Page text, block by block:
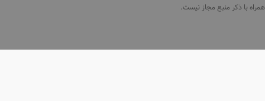
همراه با ذکر منبع مجاز نیست.